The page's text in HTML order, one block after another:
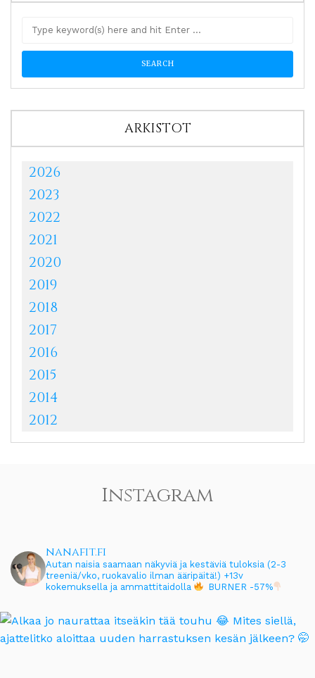
ARKISTOT
2026
2023
2022
2021
2020
2019
2018
2017
2016
2015
2014
2012
Instagram
nanafit.fi
Autan naisia saamaan näkyviä ja kestäviä tuloksia (2-3
treeniä/vko, ruokavalio ilman ääripäitä!) +13v
kokemuksella ja ammattitaidolla
BURNER -57%